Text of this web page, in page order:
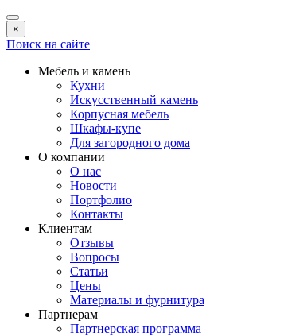
×
Поиск на сайте
Мебель и камень
Кухни
Искусственный камень
Корпусная мебель
Шкафы-купе
Для загородного дома
О компании
О нас
Новости
Портфолио
Контакты
Клиентам
Отзывы
Вопросы
Статьи
Цены
Материалы и фурнитура
Партнерам
Партнерская программа